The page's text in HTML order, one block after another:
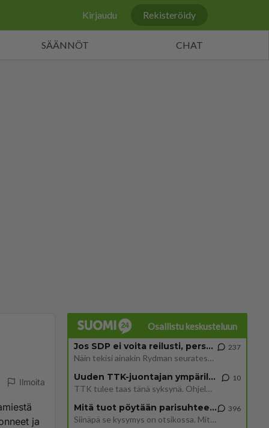
Kirjaudu Rekisteröidy
SÄÄNNÖT CHAT
Ilmoita
ja
Osallistu keskusteluun
Jos SDP ei voita reilusti, persut kumoavat demokratian Suomesta
Näin tekisi ainakin Rydman seuratessaan idolinsa Trumpin mallia https://www.is.fi/politiikka/art-2000012187244.html
237
Uuden TTK-juontajan ympärillä epätietoisuus sakenee - Nyt MTV hämmentää soppaa
TTK tulee taas tänä syksynä. Ohjelman uudet tähtioppilaat julkistetaan torstaina 6. elokuuta klo 14 alkavassa lehdistö
10
Mitä tuot pöytään parisuhteessa?
Siinäpä se kysymys on otsikossa. Mitäpä siis tuot/toisit pöytään parisuhteessa? Oletko mies vai nainen? Koetko sen mitä
396